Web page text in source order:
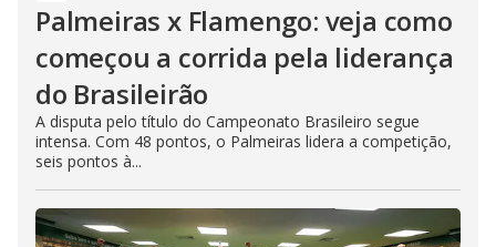
Palmeiras x Flamengo: veja como
começou a corrida pela liderança
do Brasileirão
A disputa pelo título do Campeonato Brasileiro segue
intensa. Com 48 pontos, o Palmeiras lidera a competição,
seis pontos à...